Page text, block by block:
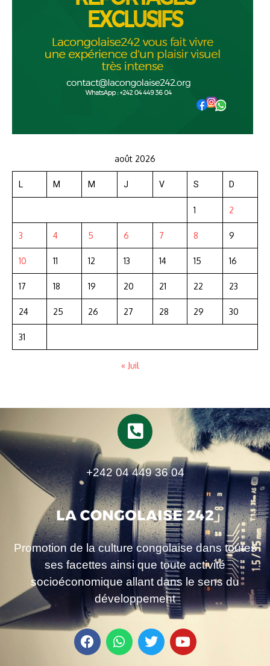
août 2026
L M M J V S D
1 2
3 4 5 6 7 8 9
10 11 12 13 14 15 16
17 18 19 20 21 22 23
24 25 26 27 28 29 30
31
« Juil
+242 04 449 36 04
Promotion de la culture congolaise dans toutes
ses facettes ainsi que toute activité
socioéconomique allant dans le sens du
développement